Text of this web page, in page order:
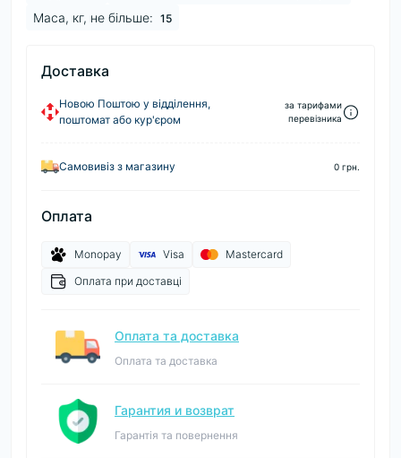
Маса, кг, не більше: 15
Доставка
Новою Поштою у відділення,
поштомат або кур'єром
за тарифами
перевізника
Самовивіз з магазину 0 грн.
Оплата
Monopay Visa
Mastercard
Оплата при доставці
Оплата та доставка
Оплата та доставка
Гарантия и возврат
Гарантія та повернення